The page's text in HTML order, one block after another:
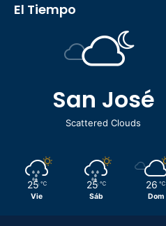
El Tiempo
San José
Scattered Clouds
25 ℃
Vie
25 ℃
Sáb
26 ℃
Dom